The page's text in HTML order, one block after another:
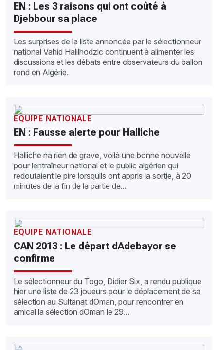
EN : Les 3 raisons qui ont coûté à
Djebbour sa place
Les surprises de la liste annoncée par le sélectionneur
national Vahid Halilhodzic continuent à alimenter les
discussions et les débats entre observateurs du ballon
rond en Algérie.
EQUIPE NATIONALE
EN : Fausse alerte pour Halliche
Halliche na rien de grave, voilà une bonne nouvelle
pour lentraîneur national et le public algérien qui
redoutaient le pire lorsquils ont appris la sortie, à 20
minutes de la fin de la partie de...
EQUIPE NATIONALE
CAN 2013 : Le départ dAdebayor se
confirme
Le sélectionneur du Togo, Didier Six, a rendu publique
hier une liste de 23 joueurs pour le déplacement de sa
sélection au Sultanat dOman, pour rencontrer en
amical la sélection dOman le 29...